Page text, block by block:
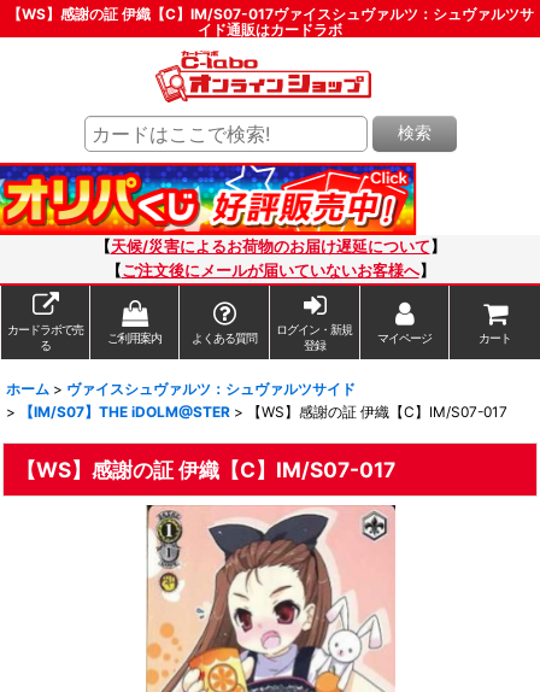
【WS】感謝の証 伊織【C】IM/S07-017ヴァイスシュヴァルツ：シュヴァルツサ
イド通販はカードラボ
検索
【天候/災害によるお荷物のお届け遅延について 】
【ご注文後にメールが届いていないお客様へ】
カードラボで売
る
ご利用案内 よくある質問
ログイン・新規
登録
マイページ カート
ホーム > ヴァイスシュヴァルツ：シュヴァルツサイド
>
【IM/S07】THE iDOLM@STER > 【WS】感謝の証 伊織【C】IM/S07-017
【WS】感謝の証 伊織【C】IM/S07-017